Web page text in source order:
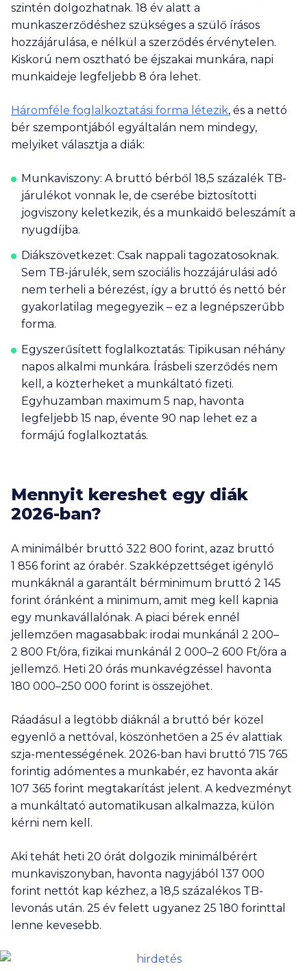
szintén dolgozhatnak. 18 év alatt a
munkaszerződéshez szükséges a szülő írásos
hozzájárulása, e nélkül a szerződés érvénytelen.
Kiskorú nem osztható be éjszakai munkára, napi
munkaideje legfeljebb 8 óra lehet.
Háromféle foglalkoztatási forma létezik, és a nettó
bér szempontjából egyáltalán nem mindegy,
melyiket választja a diák:
Munkaviszony: A bruttó bérből 18,5 százalék TB-
járulékot vonnak le, de cserébe biztosítotti
jogviszony keletkezik, és a munkaidő beleszámít a
nyugdíjba.
Diákszövetkezet: Csak nappali tagozatosoknak.
Sem TB-járulék, sem szociális hozzájárulási adó
nem terheli a bérezést, így a bruttó és nettó bér
gyakorlatilag megegyezik – ez a legnépszerűbb
forma.
Egyszerűsített foglalkoztatás: Tipikusan néhány
napos alkalmi munkára. Írásbeli szerződés nem
kell, a közterheket a munkáltató fizeti.
Egyhuzamban maximum 5 nap, havonta
legfeljebb 15 nap, évente 90 nap lehet ez a
formájú foglalkoztatás.
Mennyit kereshet egy diák
2026-ban?
A minimálbér bruttó 322 800 forint, azaz bruttó
1 856 forint az órabér. Szakképzettséget igénylő
munkáknál a garantált bérminimum bruttó 2 145
forint óránként a minimum, amit meg kell kapnia
egy munkavállalónak. A piaci bérek ennél
jellemzően magasabbak: irodai munkánál 2 200–
2 800 Ft/óra, fizikai munkánál 2 000–2 600 Ft/óra a
jellemző. Heti 20 órás munkavégzéssel havonta
180 000–250 000 forint is összejöhet.
Ráadásul a legtöbb diáknál a bruttó bér közel
egyenlő a nettóval, köszönhetően a 25 év alattiak
szja-mentességének. 2026-ban havi bruttó 715 765
forintig adómentes a munkabér, ez havonta akár
107 365 forint megtakarítást jelent. A kedvezményt
a munkáltató automatikusan alkalmazza, külön
kérni nem kell.
Aki tehát heti 20 órát dolgozik minimálbérért
munkaviszonyban, havonta nagyjából 137 000
forint nettót kap kézhez, a 18,5 százalékos TB-
levonás után. 25 év felett ugyanez 25 180 forinttal
lenne kevesebb.